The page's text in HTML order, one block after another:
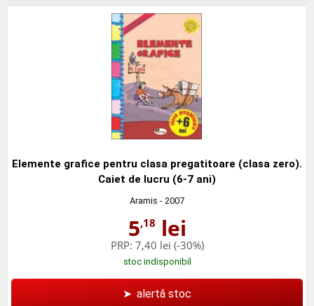
Elemente grafice pentru clasa pregatitoare (clasa zero).
Caiet de lucru (6-7 ani)
Aramis - 2007
5,18 lei
PRP: 7,40 lei (-30%)
stoc indisponibil
➤ alertă stoc